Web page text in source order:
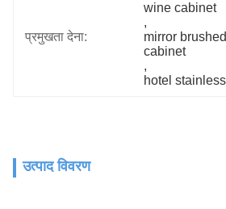
प्रमुखता देना:
wine cabinet
,
mirror
cabinet
,
hotel
उत्पाद विवरण